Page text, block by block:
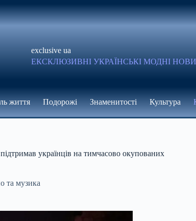
exclusive ua
ЕКСКЛЮЗИВНІ УКРАЇНСЬКІ МОДНІ
життя Подорожі Знаменитості Культура
українців на тимчасово окупованих
та музика